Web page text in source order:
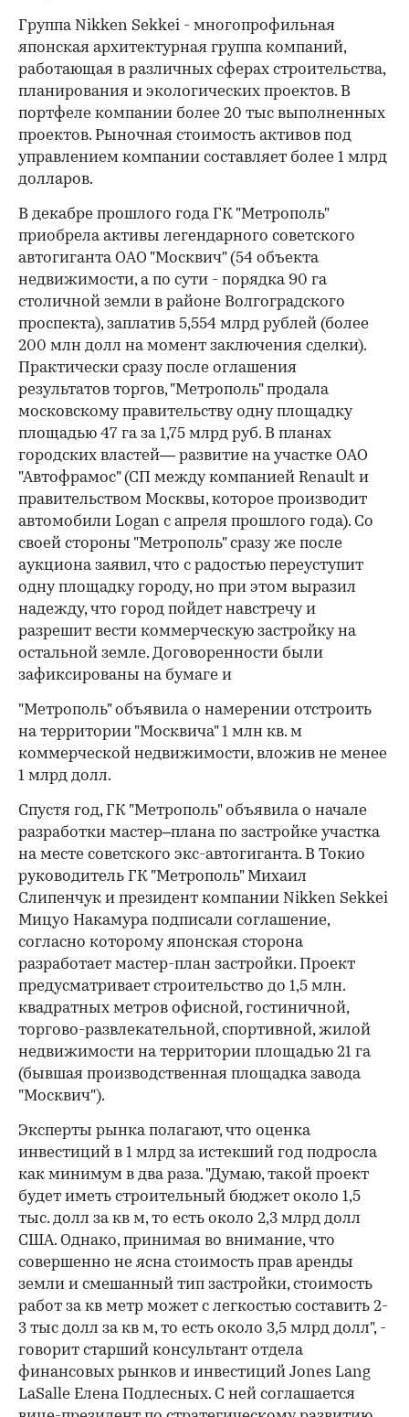
Группа Nikken Sekkei - многопрофильная
японская архитектурная группа компаний,
работающая в различных сферах строительства,
планирования и экологических проектов. В
портфеле компании более 20 тыс выполненных
проектов. Рыночная стоимость активов под
управлением компании составляет более 1 млрд
долларов.
В декабре прошлого года ГК "Метрополь"
приобрела активы легендарного советского
автогиганта ОАО "Москвич" (54 объекта
недвижимости, а по сути - порядка 90 га
столичной земли в районе Волгоградского
проспекта), заплатив 5,554 млрд рублей (более
200 млн долл на момент заключения сделки).
Практически сразу после оглашения
результатов торгов, "Метрополь" продала
московскому правительству одну площадку
площадью 47 га за 1,75 млрд руб. В планах
городских властей— развитие на участке ОАО
"Автофрамос" (СП между компанией Renault и
правительством Москвы, которое производит
автомобили Logan с апреля прошлого года). Со
своей стороны "Метрополь" сразу же после
аукциона заявил, что с радостью переуступит
одну площадку городу, но при этом выразил
надежду, что город пойдет навстречу и
разрешит вести коммерческую застройку на
остальной земле. Договоренности были
зафиксированы на бумаге и
"Метрополь" объявила о намерении отстроить
на территории "Москвича" 1 млн кв. м
коммерческой недвижимости, вложив не менее
1 млрд долл.
Спустя год, ГК "Метрополь" объявила о начале
разработки мастер–плана по застройке участка
на месте советского экс-автогиганта. В Токио
руководитель ГК "Метрополь" Михаил
Слипенчук и президент компании Nikken Sekkei
Мицуо Накамура подписали соглашение,
согласно которому японская сторона
разработает мастер-план застройки. Проект
предусматривает строительство до 1,5 млн.
квадратных метров офисной, гостиничной,
торгово-развлекательной, спортивной, жилой
недвижимости на территории площадью 21 га
(бывшая производственная площадка завода
"Москвич").
Эксперты рынка полагают, что оценка
инвестиций в 1 млрд за истекший год подросла
как минимум в два раза. "Думаю, такой проект
будет иметь строительный бюджет около 1,5
тыс. долл за кв м, то есть около 2,3 млрд долл
США. Однако, принимая во внимание, что
совершенно не ясна стоимость прав аренды
земли и смешанный тип застройки, стоимость
работ за кв метр может с легкостью составить 2-
3 тыс долл за кв м, то есть около 3,5 млрд долл", -
говорит старший консультант отдела
финансовых рынков и инвестиций Jones Lang
LaSalle Елена Подлесных. С ней соглашается